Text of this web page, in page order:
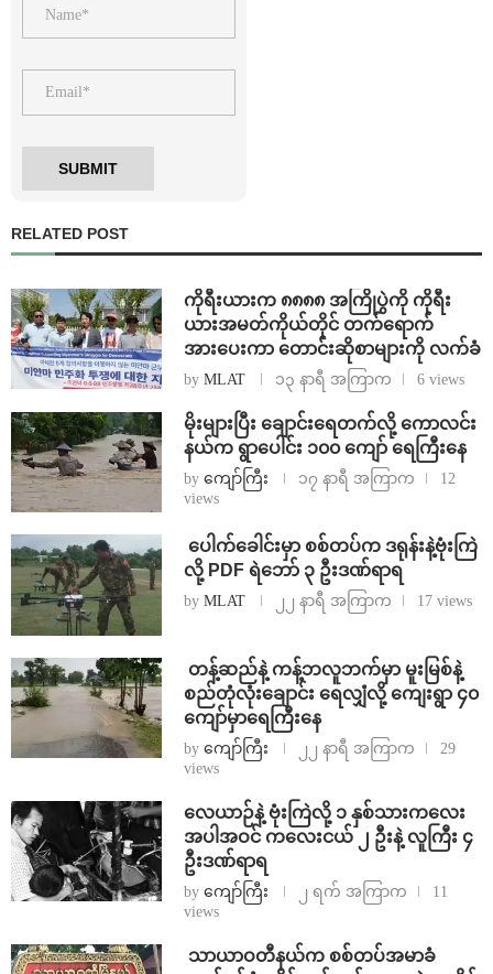
RELATED POST
ကိုရီးယားက ၈၈၈၈ အကြိုပွဲကို ကိုရီး
ယားအမတ်ကိုယ်တိုင် တက်ရောက်
အားပေးကာ တောင်းဆိုစာများကို လက်ခံ
by MLAT ၁၃ နာရီ အကြာက 6 views
⁨မိုးများပြီး ချောင်းရေတက်လို့ ကောလင်း
နယ်က ရွာပေါင်း ၁၀၀ ကျော် ရေကြီးနေ
by ကျော်ကြီး ၁၇ နာရီ အကြာက
12
views
⁩ ⁨ပေါက်ခေါင်းမှာ စစ်တပ်က ဒရုန်းနဲ့ဗုံးကြဲ
လို့ PDF ရဲဘော် ၃ ဦးဒဏ်ရာရ
by MLAT ၂၂ နာရီ အကြာက 17 views
⁩ ⁨တန့်ဆည်နဲ့ ကန့်ဘလူဘက်မှာ မူးမြစ်နဲ့
စည်တုံလုံးချောင်း ရေလျှံလို့ ကျေးရွာ ၄၀
ကျော်မှာရေကြီးနေ
by ကျော်ကြီး ၂၂ နာရီ အကြာက
29
views
⁨လေယာဉ်နဲ့ ဗုံးကြဲလို့ ၁ နှစ်သားကလေး
အပါအဝင် ကလေးငယ် ၂ ဦးနဲ့ လူကြီး ၄
ဦးဒဏ်ရာရ
by ကျော်ကြီး ၂ ရက် အကြာက
11
views
⁩ ⁨သာယာဝတီနယ်က စစ်တပ်အမာခံ